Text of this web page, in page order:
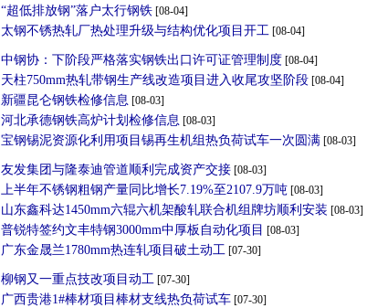
“超低排放钢”落户太行钢铁 [08-04]
太钢不锈热轧厂热处理升级与结构优化项目开工 [08-04]
中钢协：下阶段严格落实钢铁出口许可证管理制度 [08-04]
天柱750mm热轧带钢生产线改造项目进入收尾攻坚阶段 [08-04]
新疆昆仑钢铁检修信息 [08-03]
河北承德钢铁高炉计划检修信息 [08-03]
宝钢锡泥资源化利用项目锡再生机组热负荷试车一次圆满 [08-03]
友发集团与隆泰迪管道顺利完成资产交接 [08-03]
上半年不锈钢粗钢产量同比增长7.19%至2107.9万吨 [08-03]
山东鑫科达1450mm六辊六机架酸轧联合机组牌坊顺利安装 [08-03]
普锐特签约文丰特钢3000mm中厚板自动化项目 [08-03]
广东金晟兰1780mm热连轧项目破土动工 [07-30]
柳钢又一重点技改项目动工 [07-30]
广西贵港1#棒材项目棒材支线热负荷试车 [07-30]